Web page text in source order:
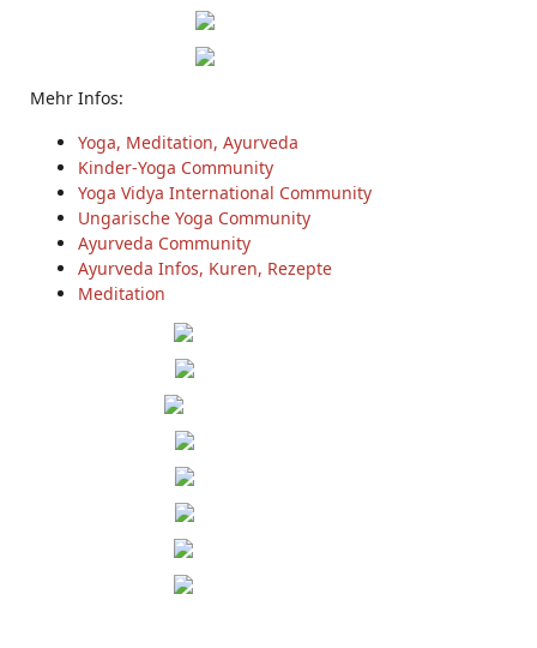
Mehr Infos:
Yoga, Meditation, Ayurveda
Kinder-Yoga Community
Yoga Vidya International Community
Ungarische Yoga Community
Ayurveda Community
Ayurveda Infos, Kuren, Rezepte
Meditation